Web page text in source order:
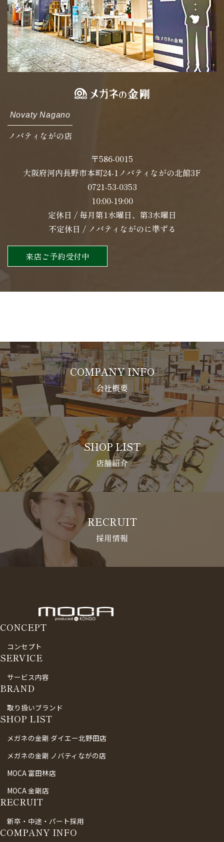
Novaty Nagano
ノバティながの店
〒586-0015
大阪府河内長野市本町24-1ノバティながの北館3F
0721-53-0353
10:00-19:00
定休日 / 毎月第1水曜日、第3水曜日
不定休日 / ノバティながのに準ずる
来店ご予約受付中
COMPANY INFO
会社概要
SHOP LIST
店舗紹介
RECRUIT
採用情報
CONCEPT
コンセプト
SERVICE
サービス内容
BRAND
取り扱いブランド
SHOP LIST
メガネの金剛 ダイエー北野田店
メガネの金剛 ノバティながの店
MOCA 富田林店
MOCA 金剛店
RECRUIT
新卒・中途・パート採用
COMPANY INFO